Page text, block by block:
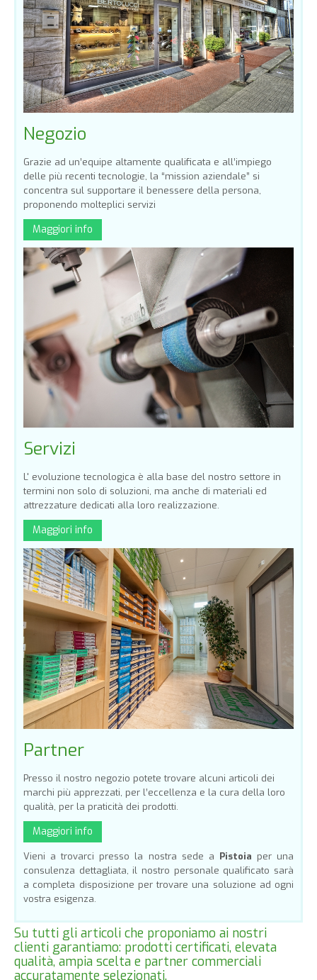
Negozio
Grazie ad un’equipe altamente qualificata e all’impiego
delle più recenti tecnologie, la “mission aziendale” si
concentra sul supportare il benessere della persona,
proponendo molteplici servizi
Maggiori info
Servizi
L' evoluzione tecnologica è alla base del nostro settore in
termini non solo di soluzioni, ma anche di materiali ed
attrezzature dedicati alla loro realizzazione.
Maggiori info
Partner
Presso il nostro negozio potete trovare alcuni articoli dei
marchi più apprezzati, per l’eccellenza e la cura della loro
qualità, per la praticità dei prodotti.
Maggiori info
Vieni a trovarci presso la nostra sede a Pistoia per una
consulenza dettagliata, il nostro personale qualificato sarà
a completa disposizione per trovare una soluzione ad ogni
vostra esigenza.
Su tutti gli articoli che proponiamo ai nostri
clienti garantiamo: prodotti certificati, elevata
qualità, ampia scelta e partner commerciali
accuratamente selezionati.